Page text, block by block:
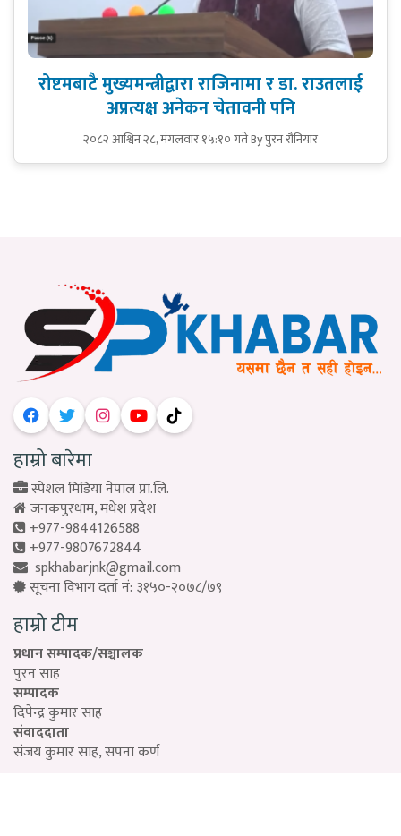
रोष्टमबाटै मुख्यमन्त्रीद्वारा राजिनामा र डा. राउतलाई
अप्रत्यक्ष अनेकन चेतावनी पनि
२०८२ आश्विन २८, मंगलवार १५:१० गतेBy पुरन रौनियार
हाम्रो बारेमा
स्पेशल मिडिया नेपाल प्रा.लि.
जनकपुरधाम, मधेश प्रदेश
+977-9844126588
+977-9807672844
spkhabarjnk@gmail.com
सूचना विभाग दर्ता नं: ३१५०-२०७८/७९
हाम्रो टीम
प्रधान सम्पादक/सञ्चालक
पुरन साह
सम्पादक
दिपेन्द्र कुमार साह
संवाददाता
संजय कुमार साह, सपना कर्ण